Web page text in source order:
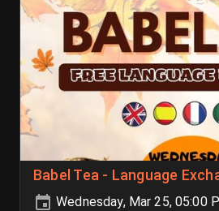
Babel Tea - Language
Wednesday, Mar 25, 05:00